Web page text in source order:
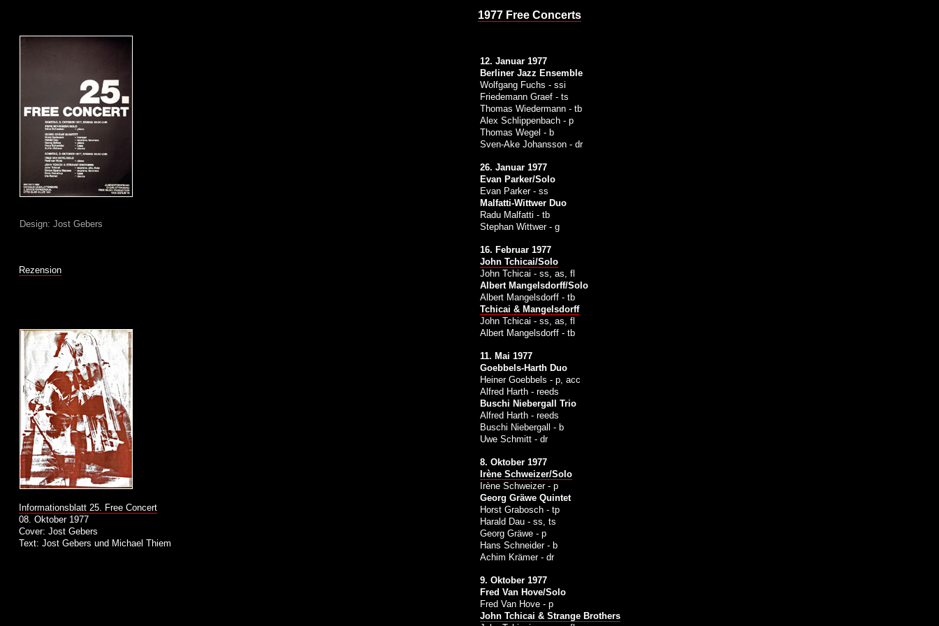
Design: Jost Gebers
Rezension
Informationsblatt 25. Free Concert
08. Oktober 1977
Cover: Jost Gebers
Text: Jost Gebers und Michael Thiem
1977 Free Concerts
12. Januar 1977
Berliner Jazz Ensemble
Wolfgang Fuchs - ssi
Friedemann Graef - ts
Thomas Wiedermann - tb
Alex Schlippenbach - p
Thomas Wegel - b
Sven-Ake Johansson - dr
26. Januar 1977
Evan Parker/Solo
Evan Parker - ss
Malfatti-Wittwer Duo
Radu Malfatti - tb
Stephan Wittwer - g
16. Februar 1977
John Tchicai/Solo
John Tchicai - ss, as, fl
Albert Mangelsdorff/Solo
Albert Mangelsdorff - tb
Tchicai & Mangelsdorff
John Tchicai - ss, as, fl
Albert Mangelsdorff - tb
11. Mai 1977
Goebbels-Harth Duo
Heiner Goebbels - p, acc
Alfred Harth - reeds
Buschi Niebergall Trio
Alfred Harth - reeds
Buschi Niebergall - b
Uwe Schmitt - dr
8. Oktober 1977
Irène Schweizer/Solo
Irène Schweizer - p
Georg Gräwe Quintet
Horst Grabosch - tp
Harald Dau - ss, ts
Georg Gräwe - p
Hans Schneider - b
Achim Krämer - dr
9. Oktober 1977
Fred Van Hove/Solo
Fred Van Hove - p
John Tchicai & Strange Brothers